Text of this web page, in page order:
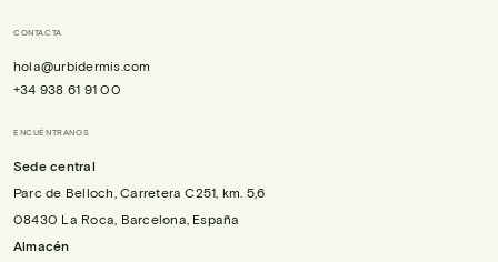
CONTACTA
hola@urbidermis.com
+34 938 61 91 00
ENCUÉNTRANOS
Sede central
Parc de Belloch, Carretera C251, km. 5,6
08430 La Roca, Barcelona, España
Almacén